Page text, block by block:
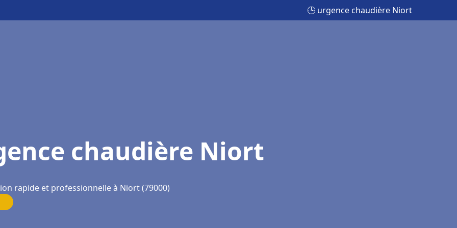
🕒 urgence chaudière Niort
chaudière Niort
rapide et professionnelle à Niort (79000)